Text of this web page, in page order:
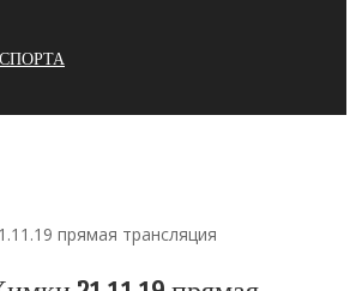
прямая трансляция